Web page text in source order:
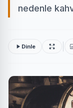
nedenle
Dinle